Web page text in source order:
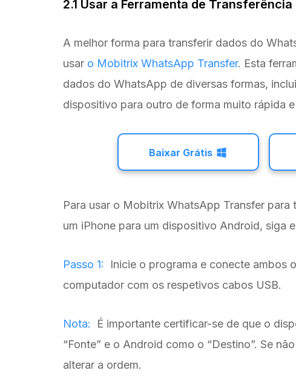
2.1 Usar a Ferramenta de
A melhor forma para transferir dados do
usar o Mobitrix WhatsApp Transfer. Esta
dados do WhatsApp de diversas formas,
dispositivo para outro de forma muito rápida e
Baixar Grátis
Para usar o Mobitrix WhatsApp Transfer
um iPhone para um dispositivo Android, siga
Passo 1:
Inicie o programa e conecte ambos
computador com os respetivos cabos USB.
Nota:
É importante certificar-se de que o
“Fonte” e o Android como o “Destino”. Se
alterar a ordem.